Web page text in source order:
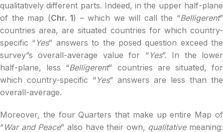
qualitatively different parts. Indeed, in the upper half-plane
of the map (Chr. 1) – which we will call the “Belligerent”
countries area, are situated countries for which country-
specific “Yes” answers to the posed question exceed the
survey”s overall-average value for “Yes”. In the lower
half-plane, less “Belligerent” countries are situated, for
which country-specific “Yes” answers are less than the
overall-average.
Moreover, the four Quarters that make up entire Map of
“War and Peace” also have their own, qualitativemeaning: